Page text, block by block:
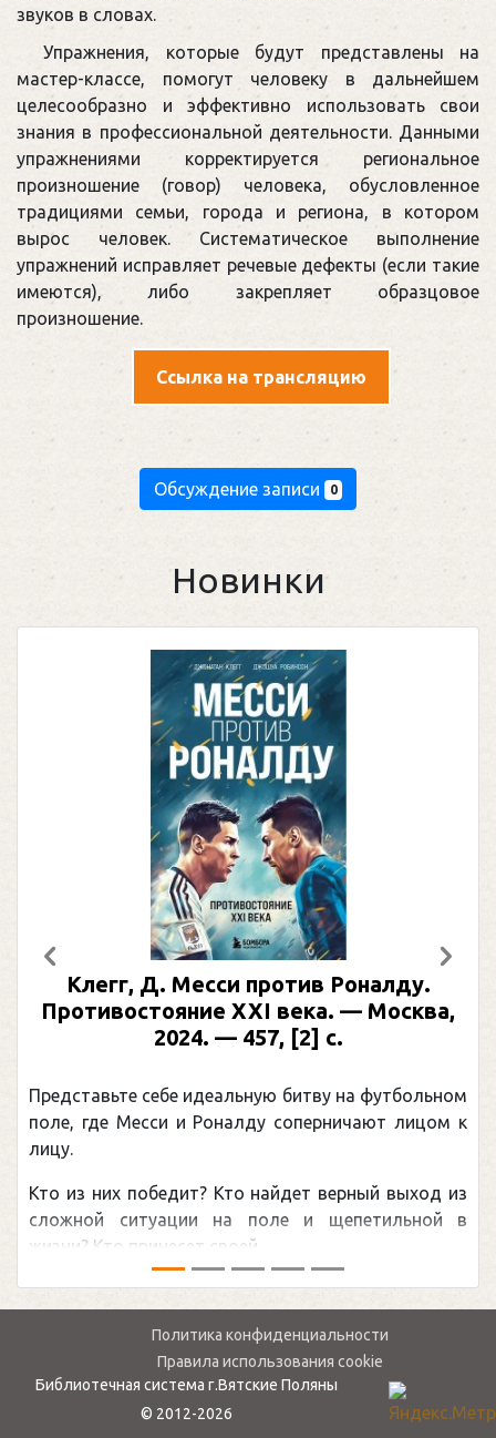
звуков в словах.
Упражнения, которые будут представлены на
мастер-классе, помогут человеку в дальнейшем
целесообразно и эффективно использовать свои
знания в профессиональной деятельности. Данными
упражнениями корректируется региональное
произношение (говор) человека, обусловленное
традициями семьи, города и региона, в котором
вырос человек. Систематическое выполнение
упражнений исправляет речевые дефекты (если такие
имеются), либо закрепляет образцовое
произношение.
Ссылка на трансляцию
Обсуждение записи 0
Новинки
Клегг, Д. Месси против Роналду.
Противостояние XXI века. — Москва,
2024. — 457, [2] с.
Представьте себе идеальную битву на футбольном
поле, где Месси и Роналду соперничают лицом к
лицу.
Кто из них победит? Кто найдет верный выход из
сложной ситуации на поле и щепетильной в
жизни? Кто принесет своей ...
Предыдущий
Политика конфиденциальности
Правила использования cookie
Библиотечная система г.Вятские Поляны
© 2012-2026